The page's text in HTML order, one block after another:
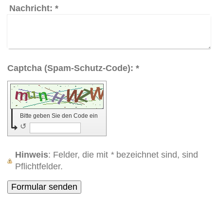
Nachricht: *
Captcha (Spam-Schutz-Code): *
Bitte geben Sie den Code ein
↺
Hinweis : Felder, die mit *bezeichnet sind, sind
Pflichtfelder.